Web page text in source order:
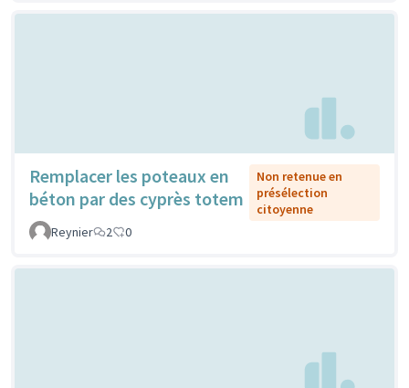
Remplacer les poteaux en
béton par des cyprès totem
Non retenue en
présélection
citoyenne
Reynier
2 0